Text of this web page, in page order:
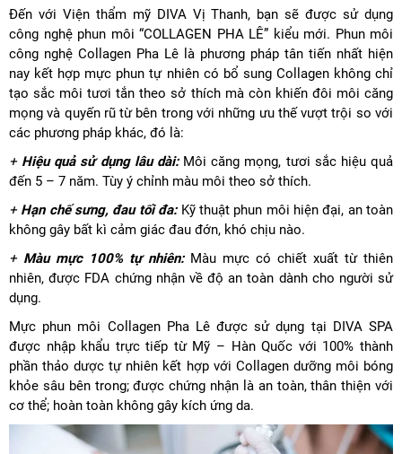
Đến với Viện thẩm mỹ DIVA Vị Thanh, bạn sẽ được sử dụng
công nghệ phun môi “COLLAGEN PHA LÊ” kiểu mới. Phun môi
công nghệ Collagen Pha Lê là phương pháp tân tiến nhất hiện
nay kết hợp mực phun tự nhiên có bổ sung Collagen không chỉ
tạo sắc môi tươi tắn theo sở thích mà còn khiến đôi môi căng
mọng và quyến rũ từ bên trong với những ưu thế vượt trội so với
các phương pháp khác, đó là:
+ Hiệu quả sử dụng lâu dài: Môi căng mọng, tươi sắc hiệu quả
đến 5 – 7 năm. Tùy ý chỉnh màu môi theo sở thích.
+ Hạn chế sưng, đau tối đa: Kỹ thuật phun môi hiện đại, an toàn
không gây bất kì cảm giác đau đớn, khó chịu nào.
+ Màu mực 100% tự nhiên: Màu mực có chiết xuất từ thiên
nhiên, được FDA chứng nhận về độ an toàn dành cho người sử
dụng.
Mực phun môi Collagen Pha Lê được sử dụng tại DIVA SPA
được nhập khẩu trực tiếp từ Mỹ – Hàn Quốc với 100% thành
phần thảo dược tự nhiên kết hợp với Collagen dưỡng môi bóng
khỏe sâu bên trong; được chứng nhận là an toàn, thân thiện với
cơ thể; hoàn toàn không gây kích ứng da.